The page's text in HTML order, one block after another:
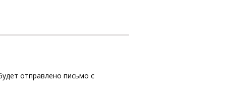
отправлено письмо с